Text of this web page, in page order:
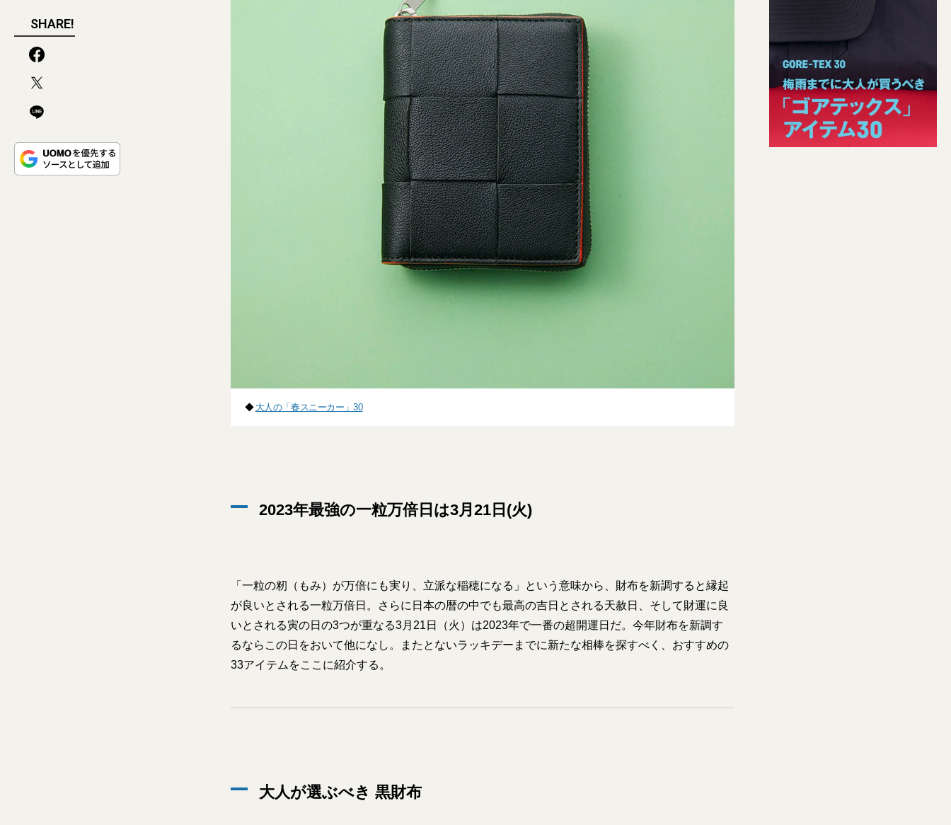
SHARE!
◆ 大人の「春スニーカー」30
2023年最強の一粒万倍日は3月21日(火)
「一粒の籾（もみ）が万倍にも実り、立派な稲穂になる」という意味から、財布を新調すると縁起
が良いとされる一粒万倍日。さらに日本の暦の中でも最高の吉日とされる天赦日、そして財運に良
いとされる寅の日の3つが重なる3月21日（火）は2023年で一番の超開運日だ。今年財布を新調す
るならこの日をおいて他になし。またとないラッキデーまでに新たな相棒を探すべく、おすすめの
33アイテムをここに紹介する。
大人が選ぶべき 黒財布